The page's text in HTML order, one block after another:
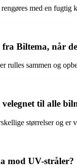
med en fugtig
Biltema, når
sammen og
til alle
størrelser og er
mod UV-stråler?